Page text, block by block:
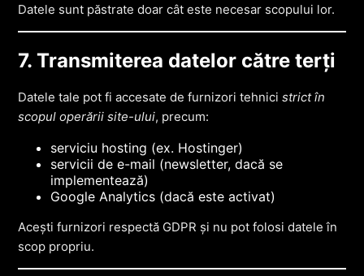
Datele sunt păstrate doar cât este necesar scopului lor.
7. Transmiterea datelor către terți
Datele tale pot fi accesate de furnizori tehnicistrict în
scopul operării site-ului, precum:
serviciu hosting (ex. Hostinger)
servicii de e-mail (newsletter, dacă se
implementează)
Google Analytics (dacă este activat)
Acești furnizori respectă GDPR și nu pot folosi datele în
scop propriu.